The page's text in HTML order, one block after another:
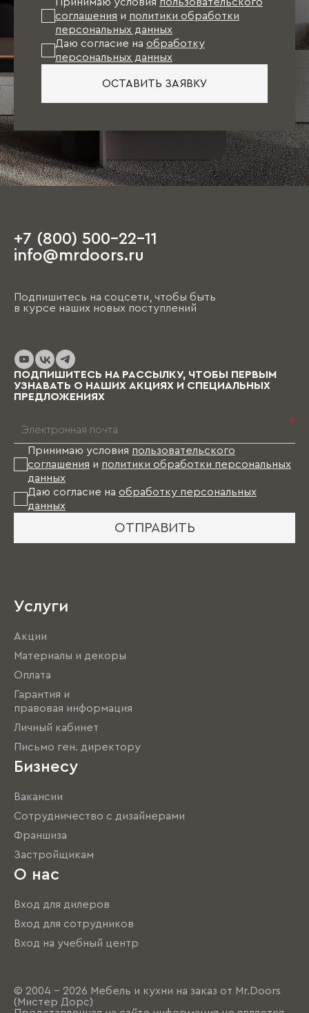
соглашения и политики обработки
персональных данных
Даю согласие на обработку
персональных данных
ОСТАВИТЬ ЗАЯВКУ
+7 (800) 500-22-11
info@mrdoors.ru
Подпишитесь на соцсети, чтобы быть
в курсе наших новых поступлений
ПОДПИШИТЕСЬ НА РАССЫЛКУ, ЧТОБЫ ПЕРВЫМ
УЗНАВАТЬ О НАШИХ АКЦИЯХ И СПЕЦИАЛЬНЫХ
ПРЕДЛОЖЕНИЯХ
*
Принимаю условия пользовательского
соглашения и политики обработки персональных
данных
Даю согласие на обработку персональных
данных
ОТПРАВИТЬ
Услуги
Акции
Материалы и декоры
Оплата
Гарантия и
правовая информация
Личный кабинет
Письмо ген. директору
Бизнесу
Вакансии
Сотрудничество с дизайнерами
Франшиза
Застройщикам
О нас
Вход для дилеров
Вход для сотрудников
Вход на учебный центр
© 2004 - 2026 Мебель и кухни на заказ от Mr.Doors
(Мистер Дорс)